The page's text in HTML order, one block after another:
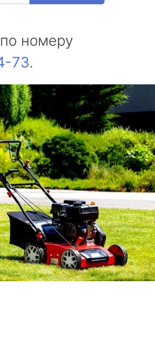
номеру
73.